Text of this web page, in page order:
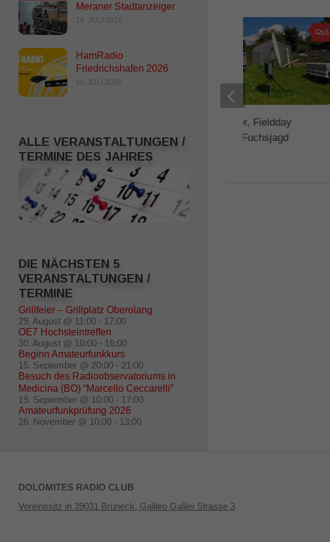
6
60 Jahre D.R.C. Feier, Fieldday
Tschaufen 2026 und Fuchsjagd
29. MAI 2026
Meraner Stadtanzeiger
18. JULI 2026
HamRadio
Friedrichshafen 2026
11. JULI 2026
ALLE VERANSTALTUNGEN /
TERMINE DES JAHRES
DIE NÄCHSTEN 5
VERANSTALTUNGEN /
TERMINE
Grillfeier – Grillplatz Oberolang
29. August @ 11:00 - 17:00
OE7 Hochsteintreffen
30. August @ 10:00 - 16:00
Beginn Amateurfunkkurs
15. September @ 20:00 - 21:00
Besuch des Radioobservatoriums in
Medicina (BO) “Marcello Ceccarelli”
19. September @ 10:00 - 17:00
Amateurfunkprüfung 2026
26. November @ 10:00 - 13:00
DOLOMITES RADIO CLUB
Vereinssitz in 39031 Bruneck, Galileo Galilei Strasse 3